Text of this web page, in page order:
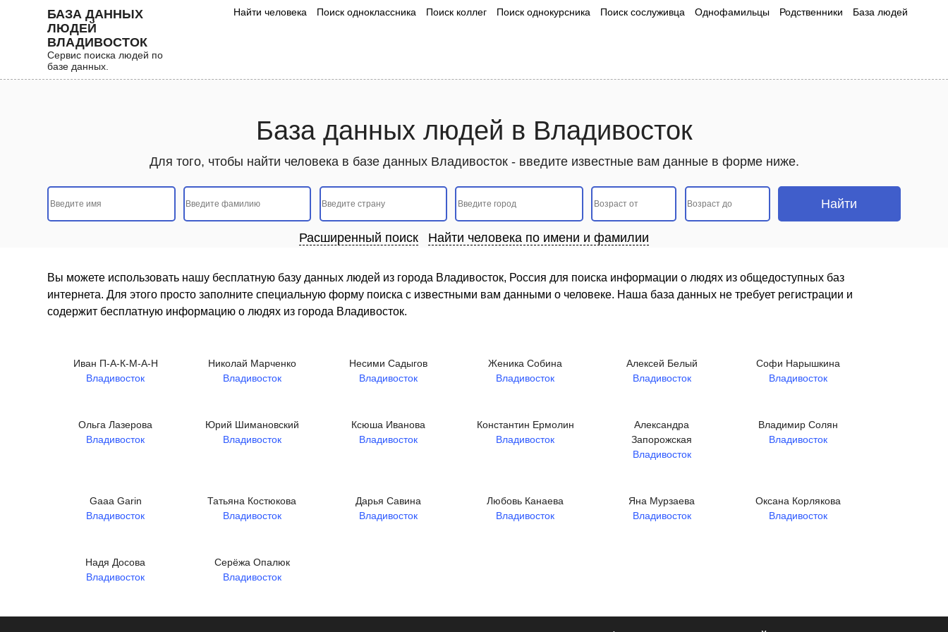
БАЗА ДАННЫХ
ЛЮДЕЙ
ВЛАДИВОСТОК
Сервис поиска людей по
базе данных.
Найти человека Поиск одноклассника Поиск коллег Поиск однокурсника Поиск сослуживца Однофамильцы Родственники База людей
База данных людей в Владивосток
Для того, чтобы найти человека в базе данных Владивосток - введите известные вам данные в форме ниже.
Расширенный поиск Найти человека по имени и фамилии
Вы можете использовать нашу бесплатную базу данных людей из города Владивосток, Россия для поиска информации о людях из общедоступных баз
интернета. Для этого просто заполните специальную форму поиска с известными вам данными о человеке. Наша база данных не требует регистрации и
содержит бесплатную информацию о людях из города Владивосток.
Иван П-А-К-М-А-Н
Владивосток
Николай Марченко
Владивосток
Несими Садыгов
Владивосток
Женика Собина
Владивосток
Алексей Белый
Владивосток
Софи Нарышкина
Владивосток
Ольга Лазерова
Владивосток
Юрий Шимановский
Владивосток
Ксюша Иванова
Владивосток
Константин Ермолин
Владивосток
Александра
Запорожская
Владивосток
Владимир Солян
Владивосток
Gaaa Garin
Владивосток
Татьяна Костюкова
Владивосток
Дарья Савина
Владивосток
Любовь Канаева
Владивосток
Яна Мурзаева
Владивосток
Оксана Корлякова
Владивосток
Надя Досова
Владивосток
Серёжа Опалюк
Владивосток